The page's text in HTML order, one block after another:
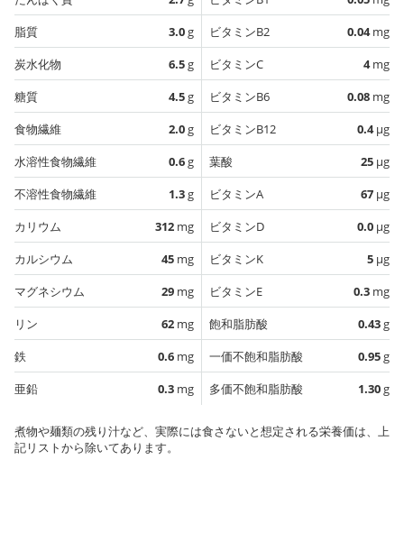
脂質
3.0g
炭水化物
6.5g
糖質
4.5g
食物繊維
2.0g
水溶性食物繊維
0.6g
不溶性食物繊維
1.3g
カリウム
312 mg
カルシウム
45 mg
マグネシウム
29 mg
リン
62 mg
鉄
0.6 mg
亜鉛
0.3 mg
ビタミンB2
0.04mg
ビタミンC
4mg
ビタミンB6
0.08 mg
ビタミンB12
0.4µg
葉酸
25 µg
ビタミンA
67 µg
ビタミンD
0.0 µg
ビタミンK
5 µg
ビタミンE
0.3 mg
飽和脂肪酸
0.43g
一価不飽和脂肪酸
0.95g
多価不飽和脂肪酸
1.30g
煮物や麺類の残り汁など、実際には食さないと想定される栄養価は、上
記リストから除いてあります。